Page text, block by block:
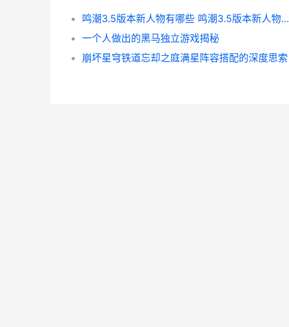
鸣潮3.5版本新人物有哪些 鸣潮3.5版本新人物概括 潮鸣弦是什么技能
一个人做出的黑马独立游戏揭秘
崩坏星穹铁道忘却之庭满星阵容搭配的深度思索